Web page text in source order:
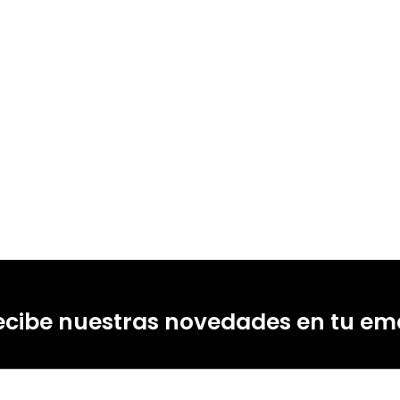
nuestras novedades en tu